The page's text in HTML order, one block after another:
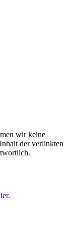
wir keine
der verlinkten
.